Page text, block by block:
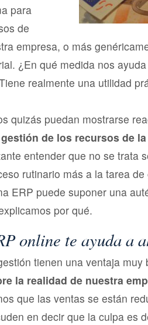
para
de
empresa, o más
¿En qué medida nos
realmente una utilidad
quizás puedan mostrarse
gestión de los recursos de
entender que no se trata
rutinario más a la tarea
ERP puede suponer una
por qué.
online te ayuda a
tienen una ventaja
la realidad de nuestra
que las ventas se están
en decir que la culpa es